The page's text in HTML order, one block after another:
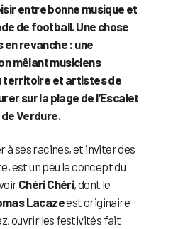
entre bonne musique et
de football. Une chose
en revanche : une
mêlant musiciens
territoire et artistes de
sur la plage de l’Escalet
Verdure.
à ses racines, et inviter des
est un peu le concept du
Chéri Chéri, dont le
Lacazeest originaire
ouvrir les festivités fait